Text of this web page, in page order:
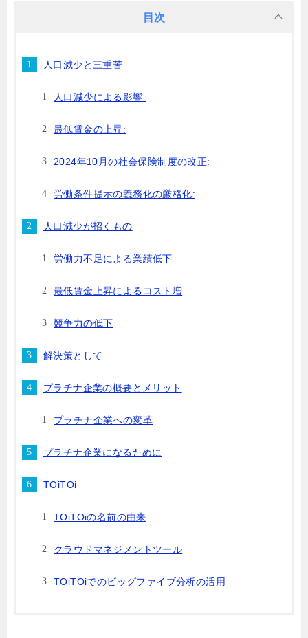
目次
人口減少と三重苦
人口減少による影響:
最低賃金の上昇:
2024年10月の社会保険制度の改正:
労働条件提示の義務化の厳格化:
人口減少が招くもの
労働力不足による業績低下
最低賃金上昇によるコスト増
競争力の低下
解決策として
プラチナ企業の概要とメリット
プラチナ企業への変革
プラチナ企業になるために
TOiTOi
TOiTOiの名前の由来
クラウドマネジメントツール
TOiTOiでのビッグファイブ分析の活用